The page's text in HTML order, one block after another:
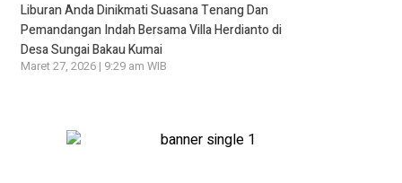
Liburan Anda Dinikmati Suasana Tenang Dan
Pemandangan Indah Bersama Villa Herdianto di
Desa Sungai Bakau Kumai
Maret 27, 2026 | 9:29 am WIB